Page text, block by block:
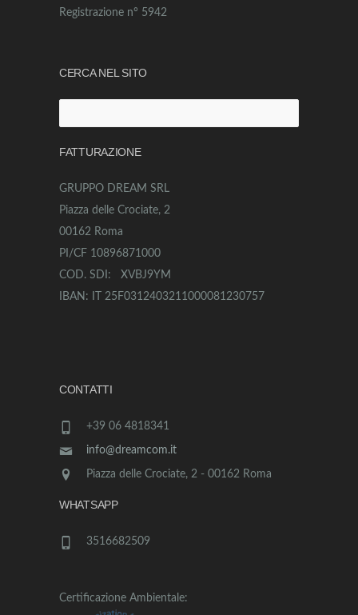
Registrazione n° 5942
CERCA NEL SITO
per:
FATTURAZIONE
GRUPPO DREAM SRL
Piazza delle Crociate, 2
00162 Roma
PI/CF 10896871000
COD. SDI: XVBJ9YM
IBAN: IT 25F0312403211000081230757
CONTATTI
+39 06 4818341
info@dreamcom.it
Piazza delle Crociate, 2 - 00162 Roma
WHATSAPP
3516682509
Certificazione Ambientale: